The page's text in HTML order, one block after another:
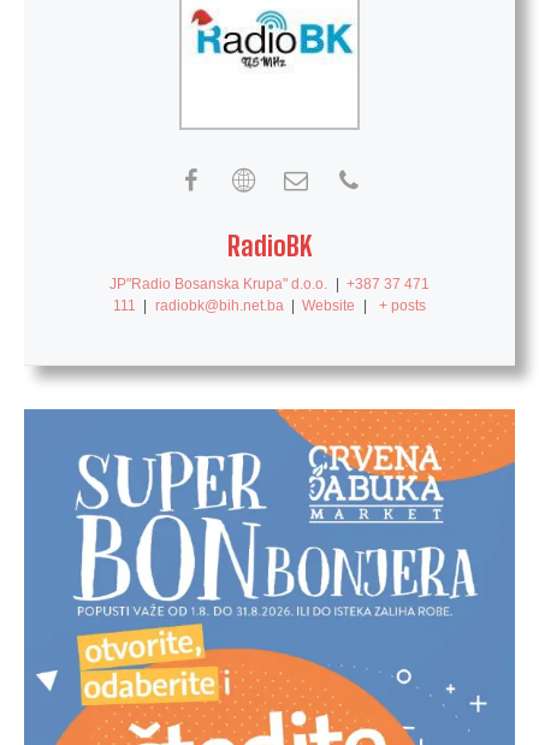
RadioBK
JP"Radio Bosanska Krupa" d.o.o.
+387 37 471
111
radiobk@bih.net.ba Website + posts